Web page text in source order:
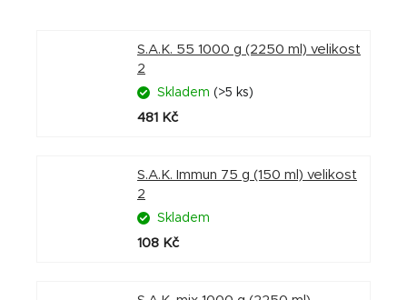
S.A.K. 55 1000 g (2250 ml) velikost
2
Skladem (>5 ks)
481 Kč
S.A.K. Immun 75 g (150 ml) velikost
2
Skladem
108 Kč